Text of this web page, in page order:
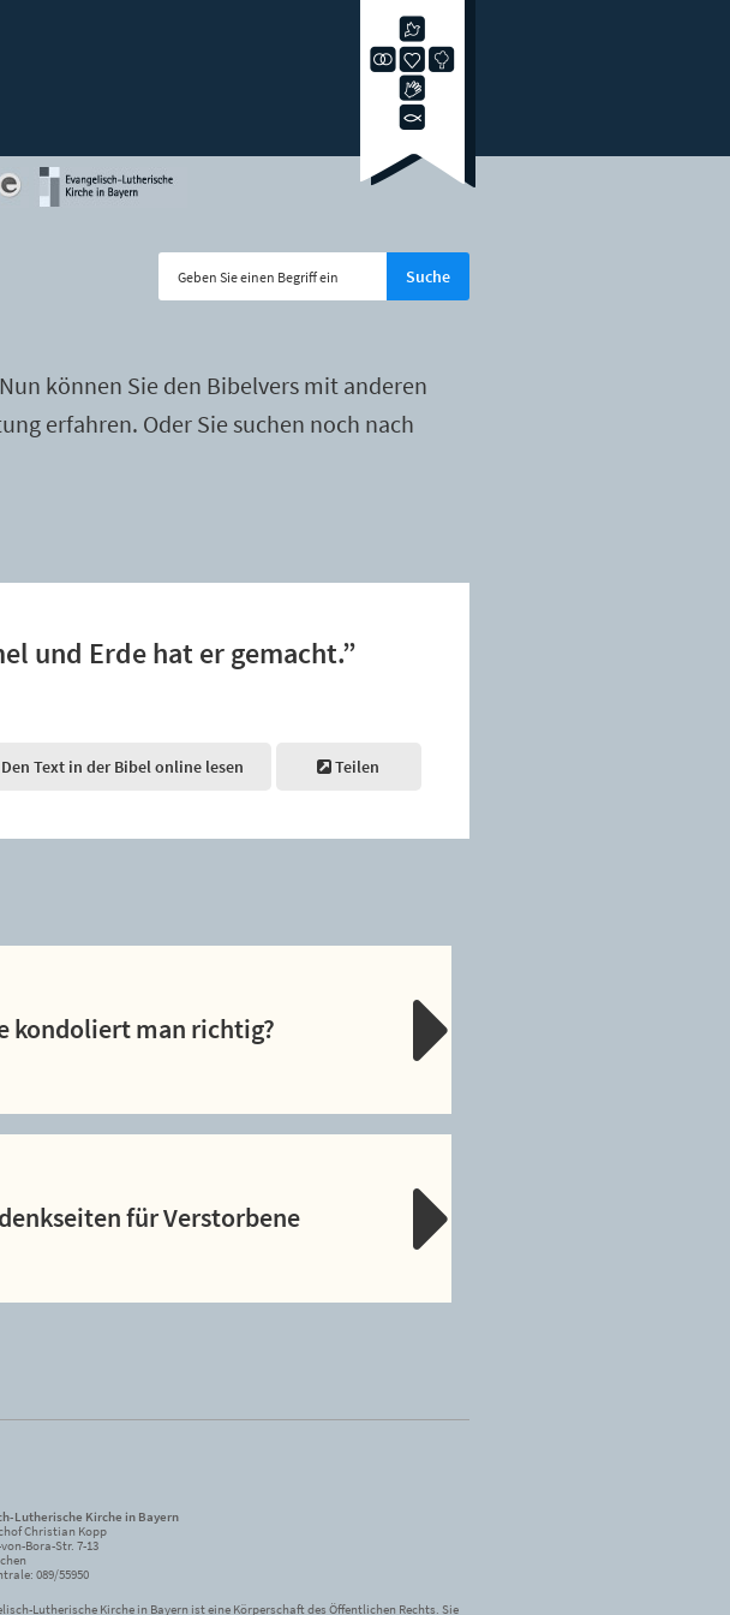
können Sie den Bibelvers mit anderen
erfahren. Oder Sie suchen noch nach
und Erde hat er gemacht.”
Den Text in der Bibel online lesen Teilen
kondoliert man richtig?
für Verstorbene
Lutherische Kirche in Bayern
Christian Kopp
Bora-Str. 7-13
089/55950
Lutherische Kirche in Bayern ist eine Körperschaft des Öffentlichen Rechts. Sie